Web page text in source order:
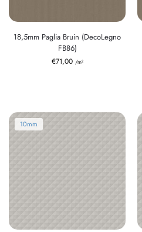
18,5mm Paglia Bruin (DecoLegno
FB86)
€71,00 /m²
10mm